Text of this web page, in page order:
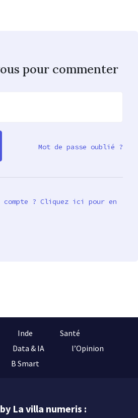
pour commenter
Mot de passe oublié ?
compte ? Cliquez ici pour en
Inde
Santé
Data & IA
l’Opinion
B Smart
La villa numeris :